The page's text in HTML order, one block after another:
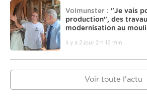
Volmunster : "Je vais
production", des
modernisation au
il y a 2 jour 2 h 15 min
Voir toute l'actu